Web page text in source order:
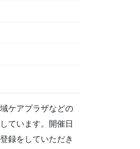
ケアプラザなどの
ています。開催日
録をしていただき